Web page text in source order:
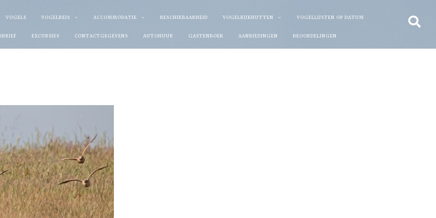
VOGELS VOGELREIS ACCOMMODATIE BESCHIKBAARHEID VOGELKIJKHUTTEN VOGELLIJSTEN OP DATUM
EXCURSIES CONTACTGEGEVENS AUTOHUUR GASTENBOEK AANBIEDINGEN BEOORDELINGEN